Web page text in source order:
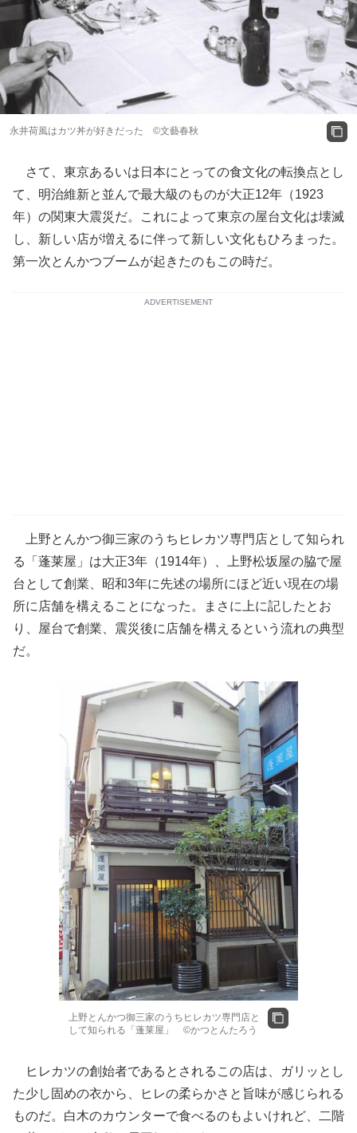
永井荷風はカツ丼が好きだった ©文藝春秋
さて、東京あるいは日本にとっての食文化の転換点とし
て、明治維新と並んで最大級のものが大正12年（1923
年）の関東大震災だ。これによって東京の屋台文化は壊滅
し、新しい店が増えるに伴って新しい文化もひろまった。
第一次とんかつブームが起きたのもこの時だ。
ADVERTISEMENT
上野とんかつ御三家のうちヒレカツ専門店として知られ
る「蓬莱屋」は大正3年（1914年）、上野松坂屋の脇で屋
台として創業、昭和3年に先述の場所にほど近い現在の場
所に店舗を構えることになった。まさに上に記したとお
り、屋台で創業、震災後に店舗を構えるという流れの典型
だ。
上野とんかつ御三家のうちヒレカツ専門店と
して知られる「蓬莱屋」 ©かつとんたろう
ヒレカツの創始者であるとされるこの店は、ガリッとし
た少し固めの衣から、ヒレの柔らかさと旨味が感じられる
ものだ。白木のカウンターで食べるのもよいけれど、二階